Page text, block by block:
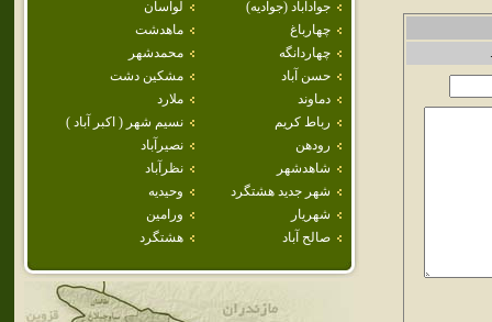
جوادآباد (جواديه)
لواسان
چهارباغ
ماهدشت
چهاردانگه
محمدشهر
حسن آباد
مشكين دشت
دماوند
ملارد
رباط كريم
نسيم شهر ( اكبر آباد )
رودهن
نصيرآباد
شاهدشهر
نظرآباد
شهر جديد هشتگرد
وحيديه
شهريار
ورامين
صالح آباد
هشتگرد